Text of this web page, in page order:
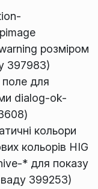
розміром
397983)
поле для
dialog-ok-
кольори
кольорів HIG
* для показу
ваду 399253)